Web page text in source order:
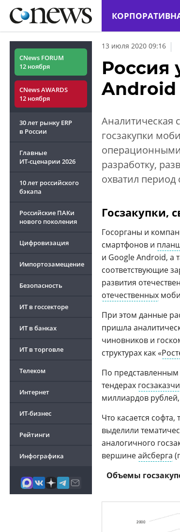
CNews FORUM
12 ноября
CNews AWARDS
12 ноября
30 лет рынку ERP
в России
Главные
ИТ-сценарии 2026
10 лет российского
бэкапа
Российские ПАКи
нового поколения
Цифровизация
Импортозамещение
Безопасность
ИТ в госсекторе
ИТ в банках
ИТ в торговле
Телеком
Интернет
ИТ-бизнес
Рейтинги
Инфографика
13 июля 2020 09:16 |
Россия
Android
Аналитическая
госзакупки
операционными
разработку,
охватил период
Госзакупки,
Госорганы и
смартфонов и
и Google Android, а
соответствующие
развития
отечественных
При этом данные
пришла
чиновников и
структурах как «
По
тендерах
миллиардов
Что касается
выделили
аналогичного
вершинеайсберга
Объемы